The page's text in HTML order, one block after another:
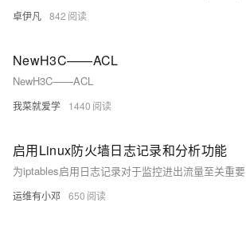
卓伊凡 842
NewH3C——ACL
NewH3C——ACL
我菜就爱学 1440
启用Linux防火墙日志记录和分析功能
为iptables启用日志记录对于监控进出流量至关重要
运维有小邓 650